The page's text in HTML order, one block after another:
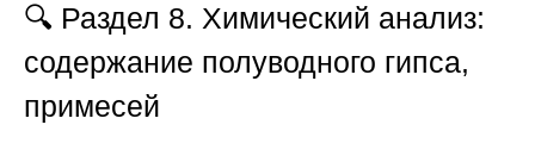
🔍 Раздел 8. Химический анализ:
содержание полуводного гипса,
примесей